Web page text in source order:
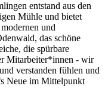
entstand aus den
Mühle und bietet
und
das schöne
die spürbare
Mitarbeiter*innen - wir
verstanden fühlen und
Neue im Mittelpunkt